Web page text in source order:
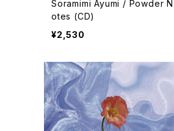
Soramimi Ayumi / Powder N
otes (CD)
¥2,530